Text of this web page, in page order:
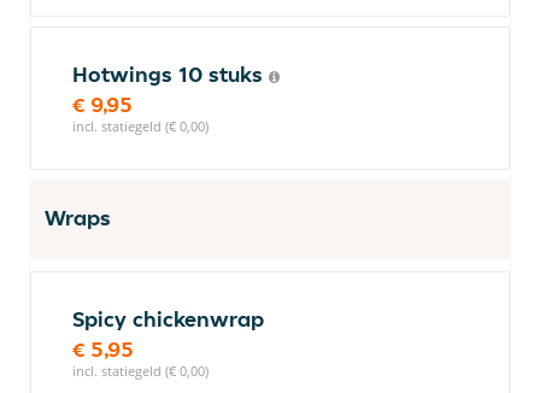
Hotwings 10 stuks
€ 9,95
incl. statiegeld (€ 0,00)
Wraps
Spicy chickenwrap
€ 5,95
incl. statiegeld (€ 0,00)